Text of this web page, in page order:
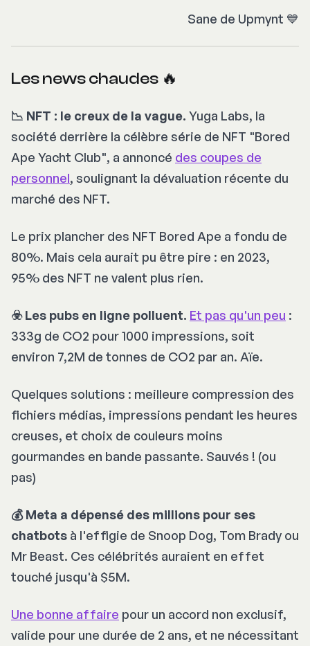
Sane de Upmynt 💙
Les news chaudes 🔥
📉 NFT : le creux de la vague. Yuga Labs, la
société derrière la célèbre série de NFT "Bored
Ape Yacht Club", a annoncé des coupes de
personnel, soulignant la dévaluation récente du
marché des NFT.
Le prix plancher des NFT Bored Ape a fondu de
80%. Mais cela aurait pu être pire : en 2023,
95% des NFT ne valent plus rien.
☣️ Les pubs en ligne polluent. Et pas qu'un peu :
333g de CO2 pour 1000 impressions, soit
environ 7,2M de tonnes de CO2 par an. Aïe.
Quelques solutions : meilleure compression des
fichiers médias, impressions pendant les heures
creuses, et choix de couleurs moins
gourmandes en bande passante. Sauvés ! (ou
pas)
💰 Meta a dépensé des millions pour ses
chatbots à l'effigie de Snoop Dog, Tom Brady ou
Mr Beast. Ces célébrités auraient en effet
touché jusqu'à $5M.
Une bonne affaire pour un accord non exclusif,
valide pour une durée de 2 ans, et ne nécessitant